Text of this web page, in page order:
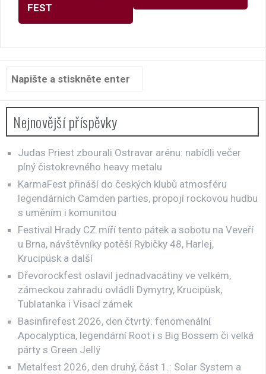
FEST
Hledat:
Nejnovější příspěvky
Judas Priest zbourali Ostravar arénu: nabídli večer
plný čistokrevného heavy metalu
KarmaFest přináší do českých klubů atmosféru
legendárních Camden parties, propojí rockovou hudbu
s uměním i komunitou
Festival Hrady CZ míří tento pátek a sobotu na Veveří
u Brna, návštěvníky potěší Rybičky 48, Harlej,
Krucipüsk a další
Dřevorockfest oslavil jednadvacátiny ve velkém,
zámeckou zahradu ovládli Dymytry, Krucipüsk,
Tublatanka i Visací zámek
Basinfirefest 2026, den čtvrtý: fenomenální
Apocalyptica, legendární Root i s Big Bossem či velká
párty s Green Jellÿ
Metalfest 2026, den druhý, část 1.: Solar System a